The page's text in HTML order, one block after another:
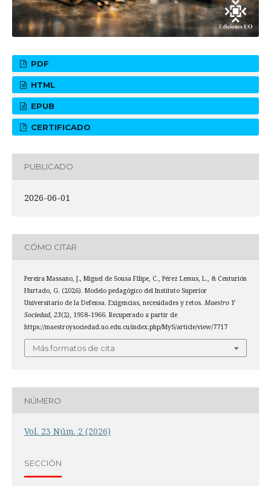
PDF
HTML
EPUB
CERTIFICADO
PUBLICADO
2026-06-01
CÓMO CITAR
Pereira Massano, J., Miguel de Sousa Filipe, C., Pérez Lemus, L., & Centurión
Hurtado, G. (2026). Modelo pedagógico del Instituto Superior
Universitario de la Defensa. Exigencias, necesidades y retos. Maestro Y
Sociedad, 23(2), 1958–1966. Recuperado a partir de
https://maestroysociedad.uo.edu.cu/index.php/MyS/article/view/7717
Más formatos de cita
NÚMERO
Vol. 23 Núm. 2 (2026)
SECCIÓN